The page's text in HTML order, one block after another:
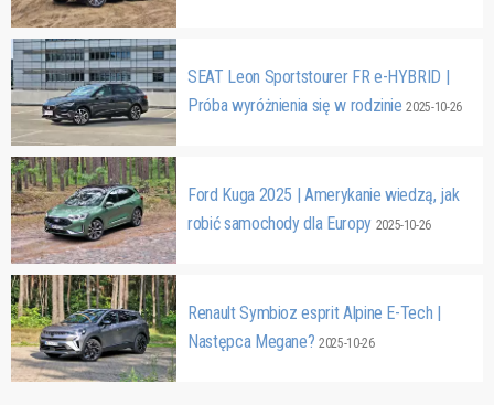
SEAT Leon Sportstourer FR e-HYBRID |
Próba wyróżnienia się w rodzinie2025-10-26
Ford Kuga 2025 | Amerykanie wiedzą, jak
robić samochody dla Europy 2025-10-26
Renault Symbioz esprit Alpine E-Tech |
Następca Megane?2025-10-26